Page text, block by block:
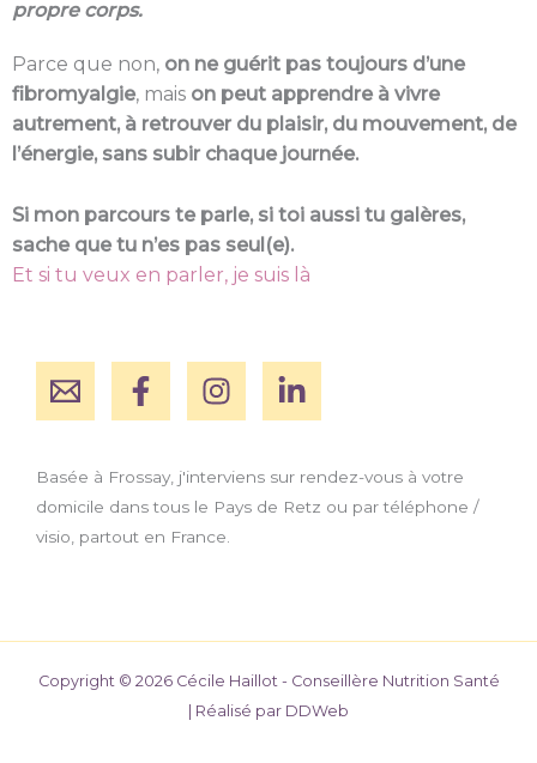
propre corps.
Parce que non, on ne guérit pas toujours d’une
fibromyalgie, mais on peut apprendre à vivre
autrement, à retrouver du plaisir, du mouvement, de
l’énergie, sans subir chaque journée.
Si mon parcours te parle, si toi aussi tu galères,
sache que tu n’es pas seul(e).
Et si tu veux en parler, je suis là
Basée à Frossay, j'interviens sur rendez-vous à votre
domicile dans tous le Pays de Retz ou par téléphone /
visio, partout en France.
Copyright © 2026 Cécile Haillot - Conseillère Nutrition Santé
| Réalisé par DDWeb